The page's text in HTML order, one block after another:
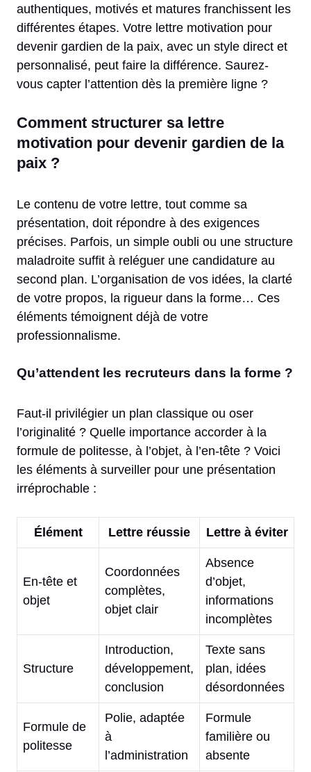
authentiques, motivés et matures franchissent les
différentes étapes. Votre lettre motivation pour
devenir gardien de la paix, avec un style direct et
personnalisé, peut faire la différence. Saurez-
vous capter l’attention dès la première ligne ?
Comment structurer sa lettre
motivation pour devenir gardien de la
paix ?
Le contenu de votre lettre, tout comme sa
présentation, doit répondre à des exigences
précises. Parfois, un simple oubli ou une structure
maladroite suffit à reléguer une candidature au
second plan. L’organisation de vos idées, la clarté
de votre propos, la rigueur dans la forme… Ces
éléments témoignent déjà de votre
professionnalisme.
Qu’attendent les recruteurs dans la forme ?
Faut-il privilégier un plan classique ou oser
l’originalité ? Quelle importance accorder à la
formule de politesse, à l’objet, à l’en-tête ? Voici
les éléments à surveiller pour une présentation
irréprochable :
Élément Lettre réussie Lettre à éviter
En-tête et
objet
Coordonnées
complètes,
objet clair
Absence
d’objet,
informations
incomplètes
Structure
Introduction,
développement,
conclusion
Texte sans
plan, idées
désordonnées
Formule de
politesse
Polie, adaptée
à
l’administration
Formule
familière ou
absente